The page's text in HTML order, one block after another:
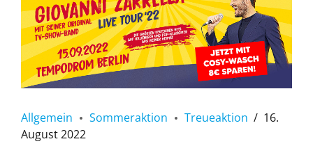
Allgemein Sommeraktion Treueaktion
16.
August 2022